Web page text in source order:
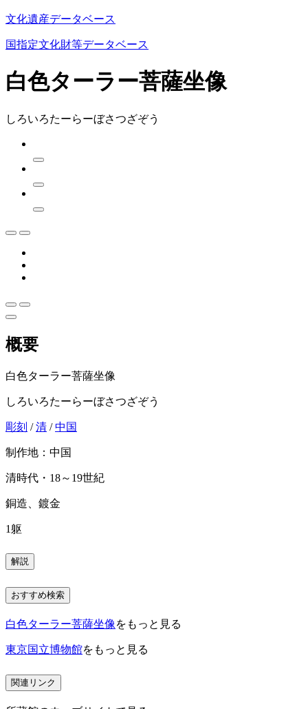
文化遺産データベース
国指定文化財等データベース
白色ターラー菩薩坐像
しろいろたーらーぼさつざぞう
概要
白色ターラー菩薩坐像
しろいろたーらーぼさつざぞう
彫刻 /清 /中国
制作地：中国
清時代・18～19世紀
銅造、鍍金
1躯
解説
おすすめ検索
白色ターラー菩薩坐像をもっと見る
東京国立博物館をもっと見る
関連リンク